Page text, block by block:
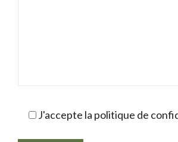
J'accepte la politique de